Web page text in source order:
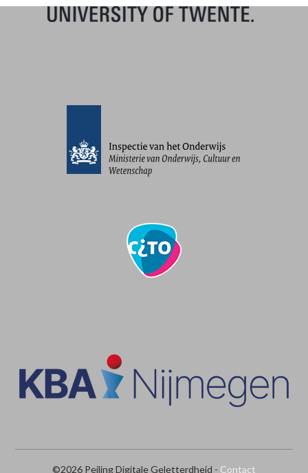
©2026 Peiling Digitale Geletterdheid - Contact